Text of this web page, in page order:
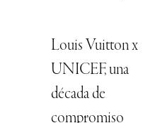
Louis Vuitton x
UNICEF, una
década de
compromiso